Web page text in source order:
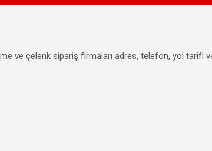
ve çelenk sipariş firmaları adres, telefon, yol tarifi